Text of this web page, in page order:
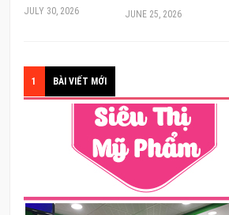
JULY 30, 2026 JUNE 25, 2026
1 BÀI VIẾT MỚI